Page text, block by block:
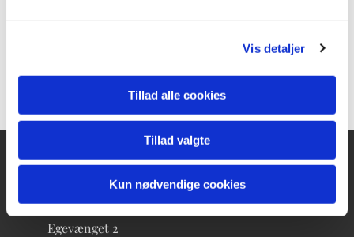
Vis detaljer
Tillad alle cookies
Tillad valgte
Kun nødvendige cookies
Sthens Kirke
Egevænget 2